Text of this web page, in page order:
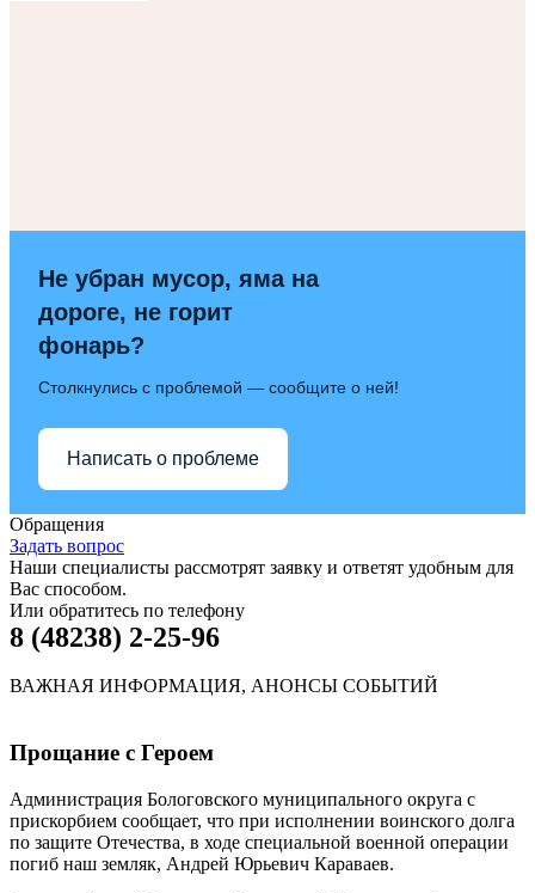
Не убран мусор, яма на
дороге, не горит
фонарь?
Столкнулись с проблемой — сообщите о ней!
Написать о проблеме
Обращения
Задать вопрос
Наши специалисты рассмотрят заявку и ответят удобным для
Вас способом.
Или обратитесь по телефону
8 (48238) 2-25-96
ВАЖНАЯ ИНФОРМАЦИЯ, АНОНСЫ СОБЫТИЙ
Прощание с Героем
Администрация Бологовского муниципального округа с
прискорбием сообщает, что при исполнении воинского долга
по защите Отечества, в ходе специальной военной операции
погиб наш земляк, Андрей Юрьевич Караваев.